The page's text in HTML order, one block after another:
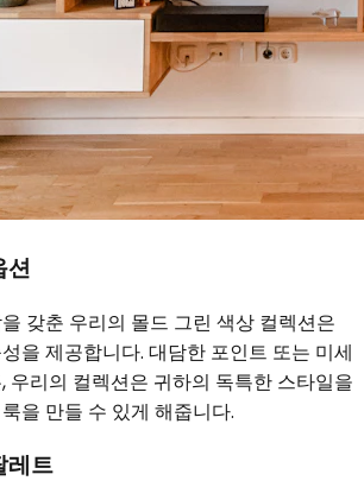
션
갖춘 우리의 몰드 그린 색상 컬렉션은
을 제공합니다. 대담한 포인트 또는 미세
우리의 컬렉션은 귀하의 독특한 스타일을
을 만들 수 있게 해줍니다.
레트